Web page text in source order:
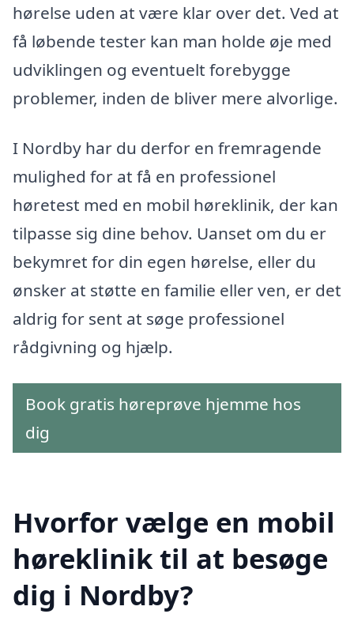
hørelse uden at være klar over det. Ved at
få løbende tester kan man holde øje med
udviklingen og eventuelt forebygge
problemer, inden de bliver mere alvorlige.
I Nordby har du derfor en fremragende
mulighed for at få en professionel
høretest med en mobil høreklinik, der kan
tilpasse sig dine behov. Uanset om du er
bekymret for din egen hørelse, eller du
ønsker at støtte en familie eller ven, er det
aldrig for sent at søge professionel
rådgivning og hjælp.
Book gratis høreprøve hjemme hos
dig
Hvorfor vælge en mobil
høreklinik til at besøge
dig i Nordby?